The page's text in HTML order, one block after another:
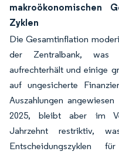
makroökonomischen
Zyklen
Die Gesamtinflation
der Zentralbank, was
aufrechterhält und einige
auf ungesicherte
Auszahlungen
2025, bleibt aber im
Jahrzehnt restriktiv,
Entscheidungszyklen